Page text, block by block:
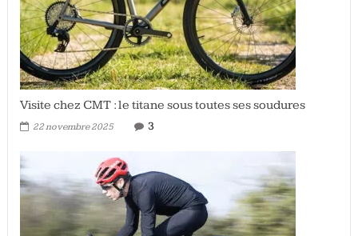
Visite chez CMT : le titane sous toutes ses soudures
22 novembre 2025 3